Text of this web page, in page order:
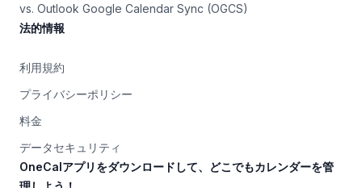
vs. Outlook Google Calendar Sync (OGCS)
法的情報
利用規約
プライバシーポリシー
料金
データセキュリティ
OneCalアプリをダウンロードして、どこでもカレンダーを管